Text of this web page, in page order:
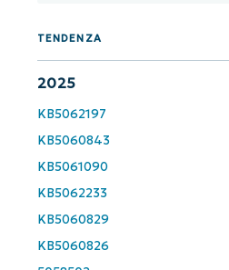
TENDENZA
2025
KB5062197
KB5060843
KB5061090
KB5062233
KB5060829
KB5060826
Paese
Company
name*